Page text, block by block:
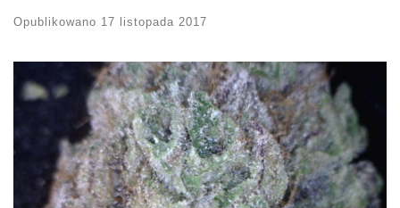
Opublikowano 17 listopada 2017